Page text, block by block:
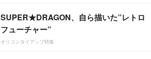
SUPER★DRAGON、自ら描いた”レトロ
フューチャー”
オリコンタイアップ特集